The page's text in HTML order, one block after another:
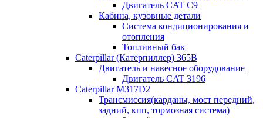
Двигатель CAT C9
Кабина, кузовные детали
Система кондиционирования и
отопления
Топливный бак
Caterpillar (Катерпиллер) 365B
Двигатель и навесное оборудование
Двигатель CAT 3196
Caterpillar M317D2
Трансмиссия(карданы, мост передний,
задний, кпп, тормозная система)